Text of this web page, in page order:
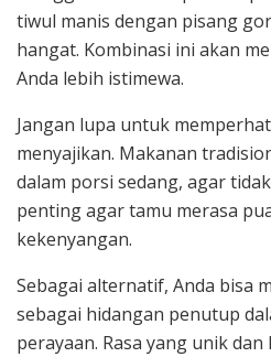
tiwul manis dengan pisang
hangat. Kombinasi ini akan
Anda lebih istimewa.
Jangan lupa untuk
menyajikan. Makanan
dalam porsi sedang, agar
penting agar tamu merasa
kekenyangan.
Sebagai alternatif, Anda bisa
sebagai hidangan penutup
perayaan. Rasa yang unik